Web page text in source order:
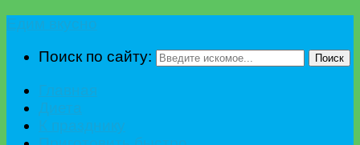
Поиск по сайту:
Поиск